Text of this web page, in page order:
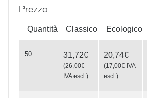
Yoga Poses
Prezzo
Quantità Classico Ecologico
50 31,72€
(26,00€
IVA escl. )
20,74€
(17,00€ IVA
escl. )